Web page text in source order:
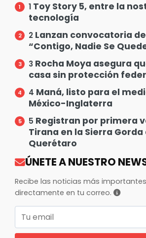
1 Toy Story 5, entre la
tecnología
2 Lanzan convocatoria
“Contigo, Nadie Se
3 Rocha Moya asegura
casa sin protección
4 Maná, listo para el
México-Inglaterra
5 Registran por primera
Tirana en la Sierra Gorda
Querétaro
ÚNETE A NUESTRO
Recibe las noticias más
directamente en tu correo.
Correo electrónico